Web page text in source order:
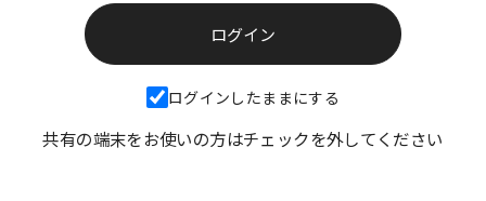
ログインしたままにする
共有の端末をお使いの方はチェックを外してください